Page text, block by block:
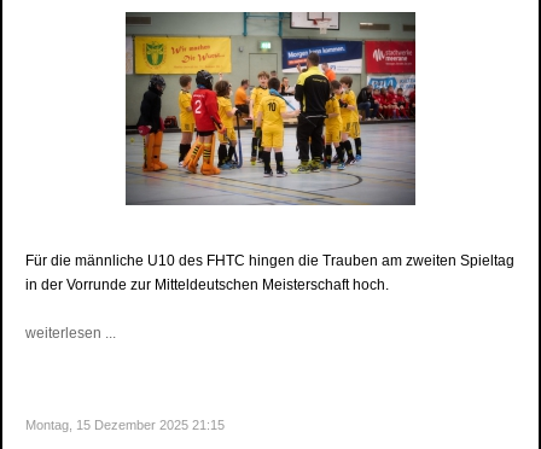
Für die männliche U10 des FHTC hingen die Trauben am zweiten Spieltag
in der Vorrunde zur Mitteldeutschen Meisterschaft hoch.
weiterlesen ...
Montag, 15 Dezember 2025 21:15